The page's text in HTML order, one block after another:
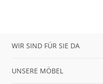
WIR SIND FÜR SIE DA
UNSERE MÖBEL